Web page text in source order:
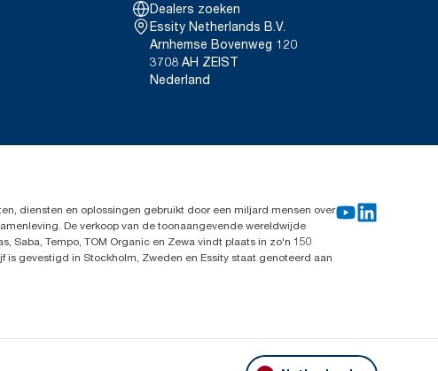
Dealers zoeken
Essity Netherlands B.V.
Arnhemse Bovenweg 120
3708 AH ZEIST
Nederland
diensten en oplossingen gebruikt door een miljard mensen over
De verkoop van de toonaangevende wereldwijde
Saba, Tempo, TOM Organic en Zewa vindt plaats in zo'n 150
is gevestigd in Stockholm, Zweden en Essity staat genoteerd aan